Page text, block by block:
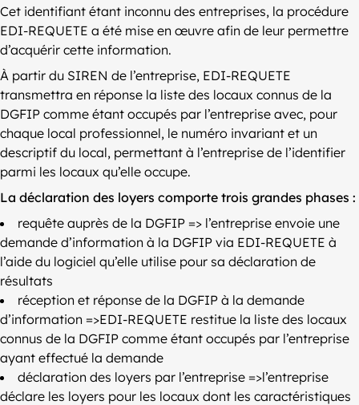
Cet identifiant étant inconnu des entreprises, la procédure
EDI-REQUETE a été mise en œuvre afin de leur permettre
d’acquérir cette information.
À partir du SIREN de l’entreprise, EDI-REQUETE
transmettra en réponse la liste des locaux connus de la
DGFIP comme étant occupés par l’entreprise avec, pour
chaque local professionnel, le numéro invariant et un
descriptif du local, permettant à l’entreprise de l’identifier
parmi les locaux qu’elle occupe.
La déclaration des loyers comporte trois grandes phases :
requête auprès de la DGFIP => l’entreprise envoie une
demande d’information à la DGFIP via EDI-REQUETE à
l’aide du logiciel qu’elle utilise pour sa déclaration de
résultats
réception et réponse de la DGFIP à la demande
d’information =>EDI-REQUETE restitue la liste des locaux
connus de la DGFIP comme étant occupés par l’entreprise
ayant effectué la demande
déclaration des loyers par l’entreprise =>l’entreprise
déclare les loyers pour les locaux dont les caractéristiques